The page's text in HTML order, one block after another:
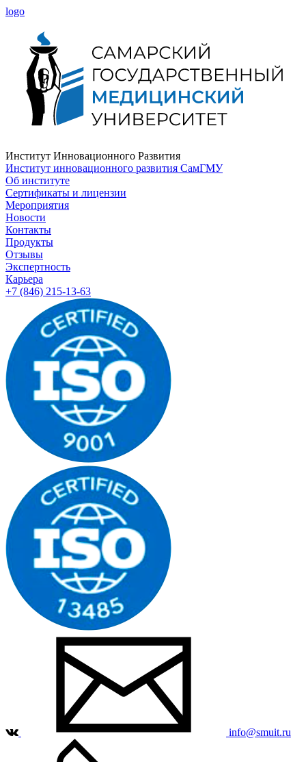
logo
Институт Инновационного Развития
Институт инновационного развития СамГМУ
Об институте
Сертификаты и лицензии
Мероприятия
Новости
Контакты
Продукты
Отзывы
Экспертность
Карьера
+7 (846) 215-13-63
info@smuit.ru